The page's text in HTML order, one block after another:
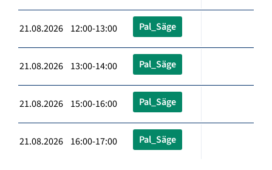
21.08.2026 12:00-13:00 Pal_Säge
21.08.2026 13:00-14:00 Pal_Säge
21.08.2026 15:00-16:00 Pal_Säge
21.08.2026 16:00-17:00 Pal_Säge